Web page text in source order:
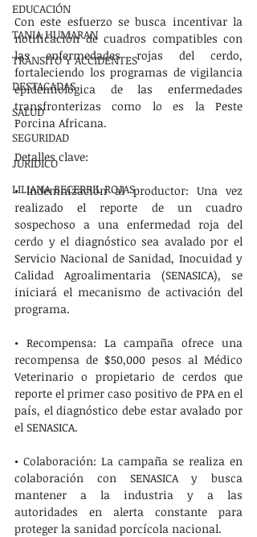
EDUCACIÓN
TANIA HUMARAN
TRÁNSITO Y ACCIDENTES
DESTACADAS
SALUD
SEGURIDAD
JURÍDICO
LILIANA BECERRIL ROJAS
Con este esfuerzo se busca incentivar la
notificación de cuadros compatibles con
las enfermedades rojas del cerdo,
fortaleciendo los programas de vigilancia
epidemiológica de las enfermedades
transfronterizas como lo es la Peste
Porcina Africana.
Detalles clave:
• Indemnización al productor: Una vez
realizado el reporte de un cuadro
sospechoso a una enfermedad roja del
cerdo y el diagnóstico sea avalado por el
Servicio Nacional de Sanidad, Inocuidad y
Calidad Agroalimentaria (SENASICA), se
iniciará el mecanismo de activación del
programa.
• Recompensa: La campaña ofrece una
recompensa de $50,000 pesos al Médico
Veterinario o propietario de cerdos que
reporte el primer caso positivo de PPA en el
país, el diagnóstico debe estar avalado por
el SENASICA.
• Colaboración: La campaña se realiza en
colaboración con SENASICA y busca
mantener a la industria y a las
autoridades en alerta constante para
proteger la sanidad porcícola nacional.